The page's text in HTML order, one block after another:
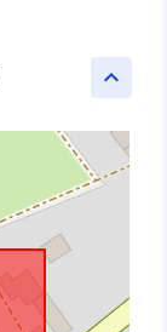
keyboard_arrow_up